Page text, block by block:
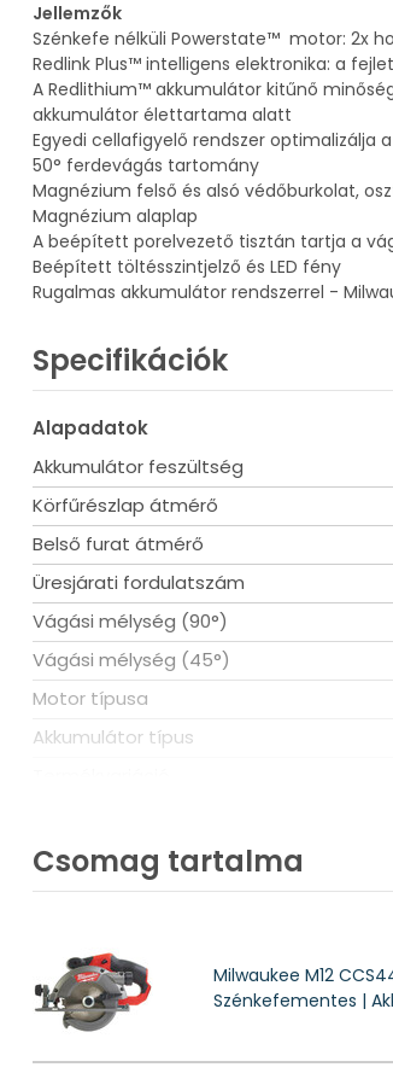
Jellemzők
Szénkefe nélküli Powerstate™ motor: 2x
Redlink Plus™ intelligens elektronika: a
A Redlithium™ akkumulátor kitűnő
akkumulátor élettartama alatt
Egyedi cellafigyelő rendszer optimalizálja
50° ferdevágás tartomány
Magnézium felső és alsó védőburkolat,
Magnézium alaplap
A beépített porelvezető tisztán tartja a
Beépített töltésszintjelző és LED fény
Rugalmas akkumulátor rendszerrel -
Specifikációk
Alapadatok
Akkumulátor feszültség
Körfűrészlap átmérő
Belső furat átmérő
Üresjárati fordulatszám
Vágási mélység (90°)
Vágási mélység (45°)
Motor típusa
Akkumulátor típus
Súly
Körfűrész típus
Csomag tartalma
Milwaukee M12
Szénkefementes |